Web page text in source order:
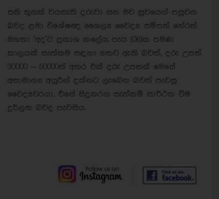
සති තුනක් වයසැති දරුවා සහ මව සුවයෙන් පසුවන
බවද ළමා විශේෂඥ ශෛල්‍ය වෛද්‍ය සම්පත් හේරත්
මහතා 'අද'ට ප්‍රකාශ කලේය. පැය (06)ක පමණ
කාලයක් සැත්කම සඳහා ගතව ඇති බවත්, දරු උපත්
30000 – 50000ත් අතර එක් දරු උපතක් මෙසේ
අසාමාන්‍ය අයුරින් දක්නට ලැබෙන බවත් පැවසූ
වෛද්‍යවරයා, එසේ සිදුකරන සැත්කම් සාර්ථක වීම
දුර්ලභ බවද පැවසීය.